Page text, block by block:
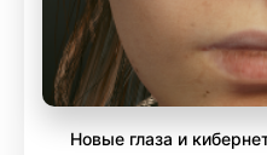
Новые глаза и